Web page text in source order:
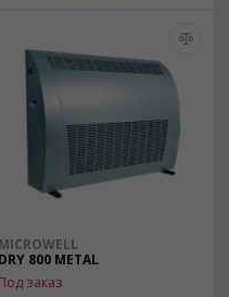
MICROWELL
DRY 800 METAL
Под заказ